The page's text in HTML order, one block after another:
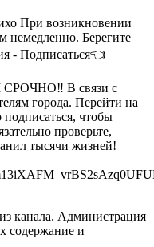
При возникновении
немедленно. Берегите
- Подписаться👈
В связи с
города. Перейти на
подписаться, чтобы
проверьте,
тысячи жизней!
канала. Администрация
содержание и